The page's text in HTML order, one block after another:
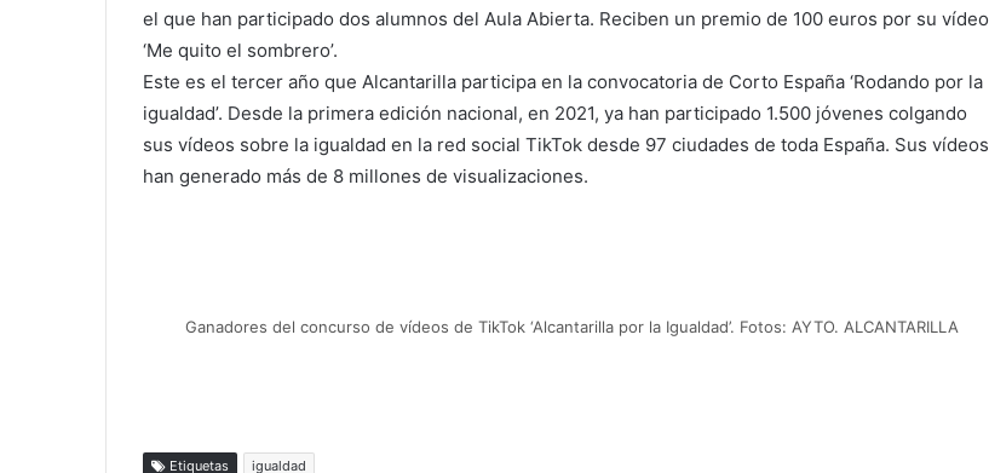
el que han participado dos alumnos del Aula Abierta. Reciben un premio de 100 euros por su vídeo
‘Me quito el sombrero’.
Este es el tercer año que Alcantarilla participa en la convocatoria de Corto España ‘Rodando por la
igualdad’. Desde la primera edición nacional, en 2021, ya han participado 1.500 jóvenes colgando
sus vídeos sobre la igualdad en la red social TikTok desde 97 ciudades de toda España. Sus vídeos
han generado más de 8 millones de visualizaciones.
Ganadores del concurso de vídeos de TikTok ‘Alcantarilla por la Igualdad’. Fotos: AYTO. ALCANTARILLA
Etiquetas igualdad